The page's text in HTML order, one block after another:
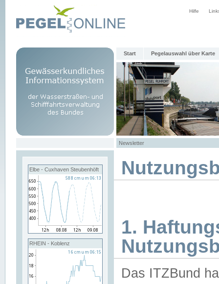
Hilfe
Start Pegelauswahl über Karte
Newsletter
Elbe - Cuxhaven Steubenhöft
RHEIN - Koblenz
1.
Das ITZBund